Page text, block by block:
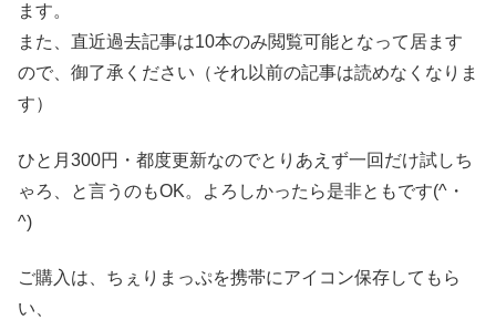
ます。
また、直近過去記事は10本のみ閲覧可能となって居ます
ので、御了承ください（それ以前の記事は読めなくなりま
す）
ひと月300円・都度更新なのでとりあえず一回だけ試しち
ゃろ、と言うのもOK。よろしかったら是非ともです(^・
^)
ご購入は、ちぇりまっぷを携帯にアイコン保存してもら
い、